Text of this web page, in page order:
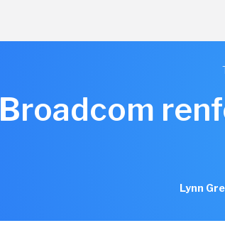
Broadcom
Lynn